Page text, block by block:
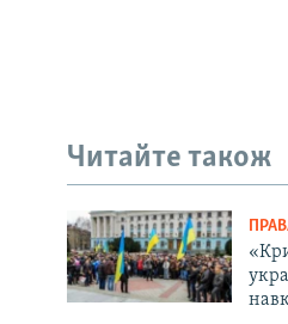
Читайте також